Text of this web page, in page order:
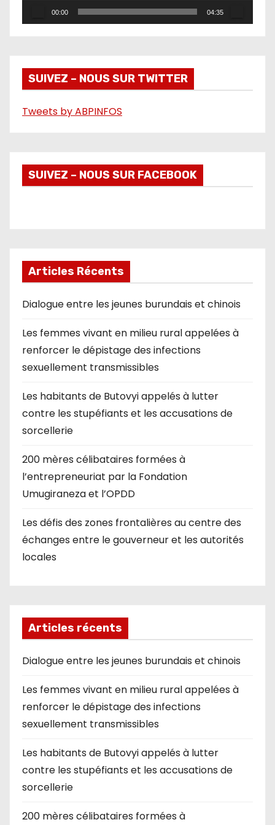
v
o
00:00 04:35
SUIVEZ – NOUS SUR TWITTER
Tweets by ABPINFOS
SUIVEZ – NOUS SUR FACEBOOK
Articles Récents
Dialogue entre les jeunes burundais et chinois
Les femmes vivant en milieu rural appelées à
renforcer le dépistage des infections
sexuellement transmissibles
Les habitants de Butovyi appelés à lutter
contre les stupéfiants et les accusations de
sorcellerie
200 mères célibataires formées à
l’entrepreneuriat par la Fondation
Umugiraneza et l’OPDD
Les défis des zones frontalières au centre des
échanges entre le gouverneur et les autorités
locales
Articles récents
Dialogue entre les jeunes burundais et chinois
Les femmes vivant en milieu rural appelées à
renforcer le dépistage des infections
sexuellement transmissibles
Les habitants de Butovyi appelés à lutter
contre les stupéfiants et les accusations de
sorcellerie
200 mères célibataires formées à